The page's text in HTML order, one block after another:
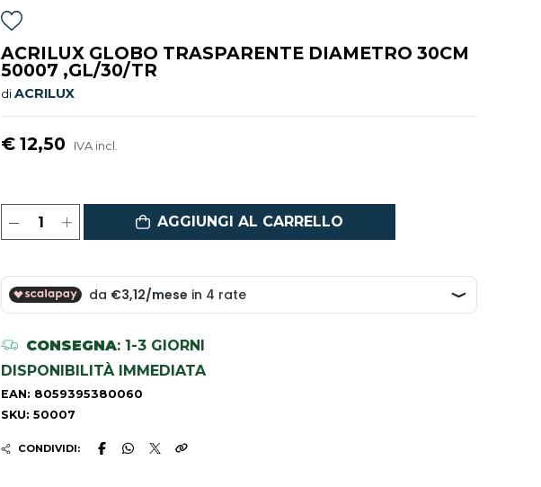
ACRILUX GLOBO TRASPARENTE DIAMETRO 30CM
50007 ,GL/30/TR
di ACRILUX
€ 12,50 IVA incl.
AGGIUNGI AL CARRELLO
CONSEGNA: 1-3 GIORNI
DISPONIBILITÀ IMMEDIATA
EAN: 8059395380060
SKU: 50007
CONDIVIDI: